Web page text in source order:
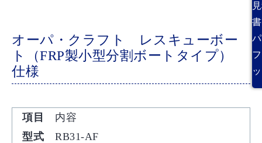
オーパ・クラフト レスキューボー
ト（FRP製小型分割ボートタイプ）
仕様
項目
内容
型式
RB31-AF